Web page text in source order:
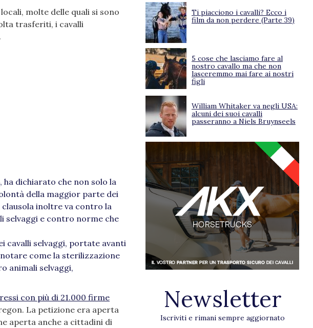
molte delle quali si sono
trasferiti, i cavalli
ha dichiarato che non solo la
della maggior parte dei
inoltre va contro la
selvaggi e contro norme che
cavalli selvaggi, portate avanti
come la sterilizzazione
animali selvaggi,
con più di 21.000 firme
La petizione era aperta
aperta anche a cittadini di
Ti piacciono i cavalli? Ecco i
film da non perdere (Parte 39)
5 cose che lasciamo fare al
nostro cavallo ma che non
lasceremmo mai fare ai nostri
figli
William Whitaker va negli USA:
alcuni dei suoi cavalli
passeranno a Niels Bruynseels
Newsletter
Iscriviti e rimani sempre aggiornato